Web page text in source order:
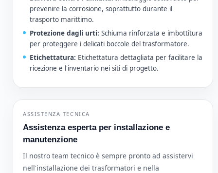
prevenire la corrosione, soprattutto durante il
trasporto marittimo.
Protezione dagli urti: Schiuma rinforzata e imbottitura
per proteggere i delicati boccole del trasformatore.
Etichettatura: Etichettatura dettagliata per facilitare la
ricezione e l'inventario nei siti di progetto.
ASSISTENZA TECNICA
Assistenza esperta per installazione e
manutenzione
Il nostro team tecnico è sempre pronto ad assistervi
nell'installazione dei trasformatori e nella